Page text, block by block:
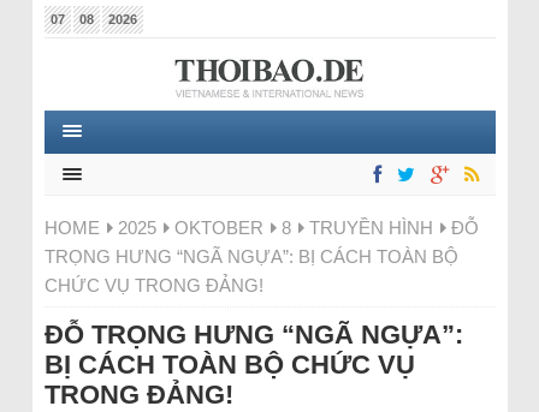
07 08 2026
HOME 2025 OKTOBER 8 TRUYỀN HÌNH
ĐỖ
TRỌNG HƯNG “NGÃ NGỰA”: BỊ CÁCH TOÀN BỘ
CHỨC VỤ TRONG ĐẢNG!
ĐỖ TRỌNG HƯNG “NGÃ NGỰA”:
BỊ CÁCH TOÀN BỘ CHỨC VỤ
TRONG ĐẢNG!